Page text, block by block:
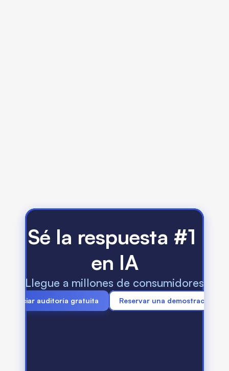
Sé la respuesta #1
en IA
Llegue a millones de consumidores
Iniciar auditoría gratuita Reservar una demostración